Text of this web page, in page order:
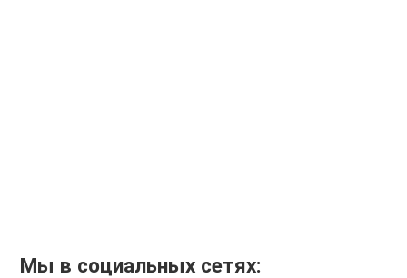
Мы в социальных сетях: